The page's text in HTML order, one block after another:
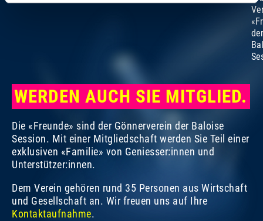
der
WERDEN AUCH SIE MITGLIED.
Die «Freunde» sind der Gönnerverein der Baloise
Session. Mit einer Mitgliedschaft werden Sie Teil einer
exklusiven «Familie» von Geniesser:innen und
Unterstützer:innen.
Dem Verein gehören rund 35 Personen aus Wirtschaft
und Gesellschaft an. Wir freuen uns auf Ihre
Kontaktaufnahme.